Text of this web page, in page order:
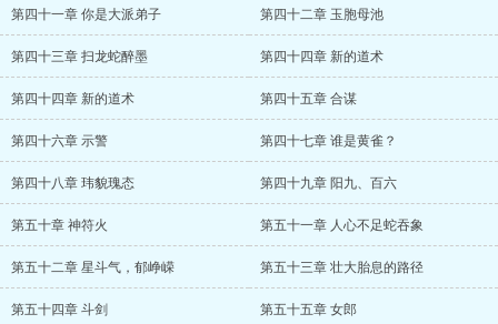
第四十一章 你是大派弟子 第四十二章 玉胞母池
第四十三章 扫龙蛇醉墨 第四十四章 新的道术
第四十四章 新的道术 第四十五章 合谋
第四十六章 示警 第四十七章 谁是黄雀？
第四十八章 玮貌瑰态 第四十九章 阳九、百六
第五十章 神符火 第五十一章 人心不足蛇吞象
第五十二章 星斗气，郁峥嵘 第五十三章 壮大胎息的路径
第五十四章 斗剑 第五十五章 女郎